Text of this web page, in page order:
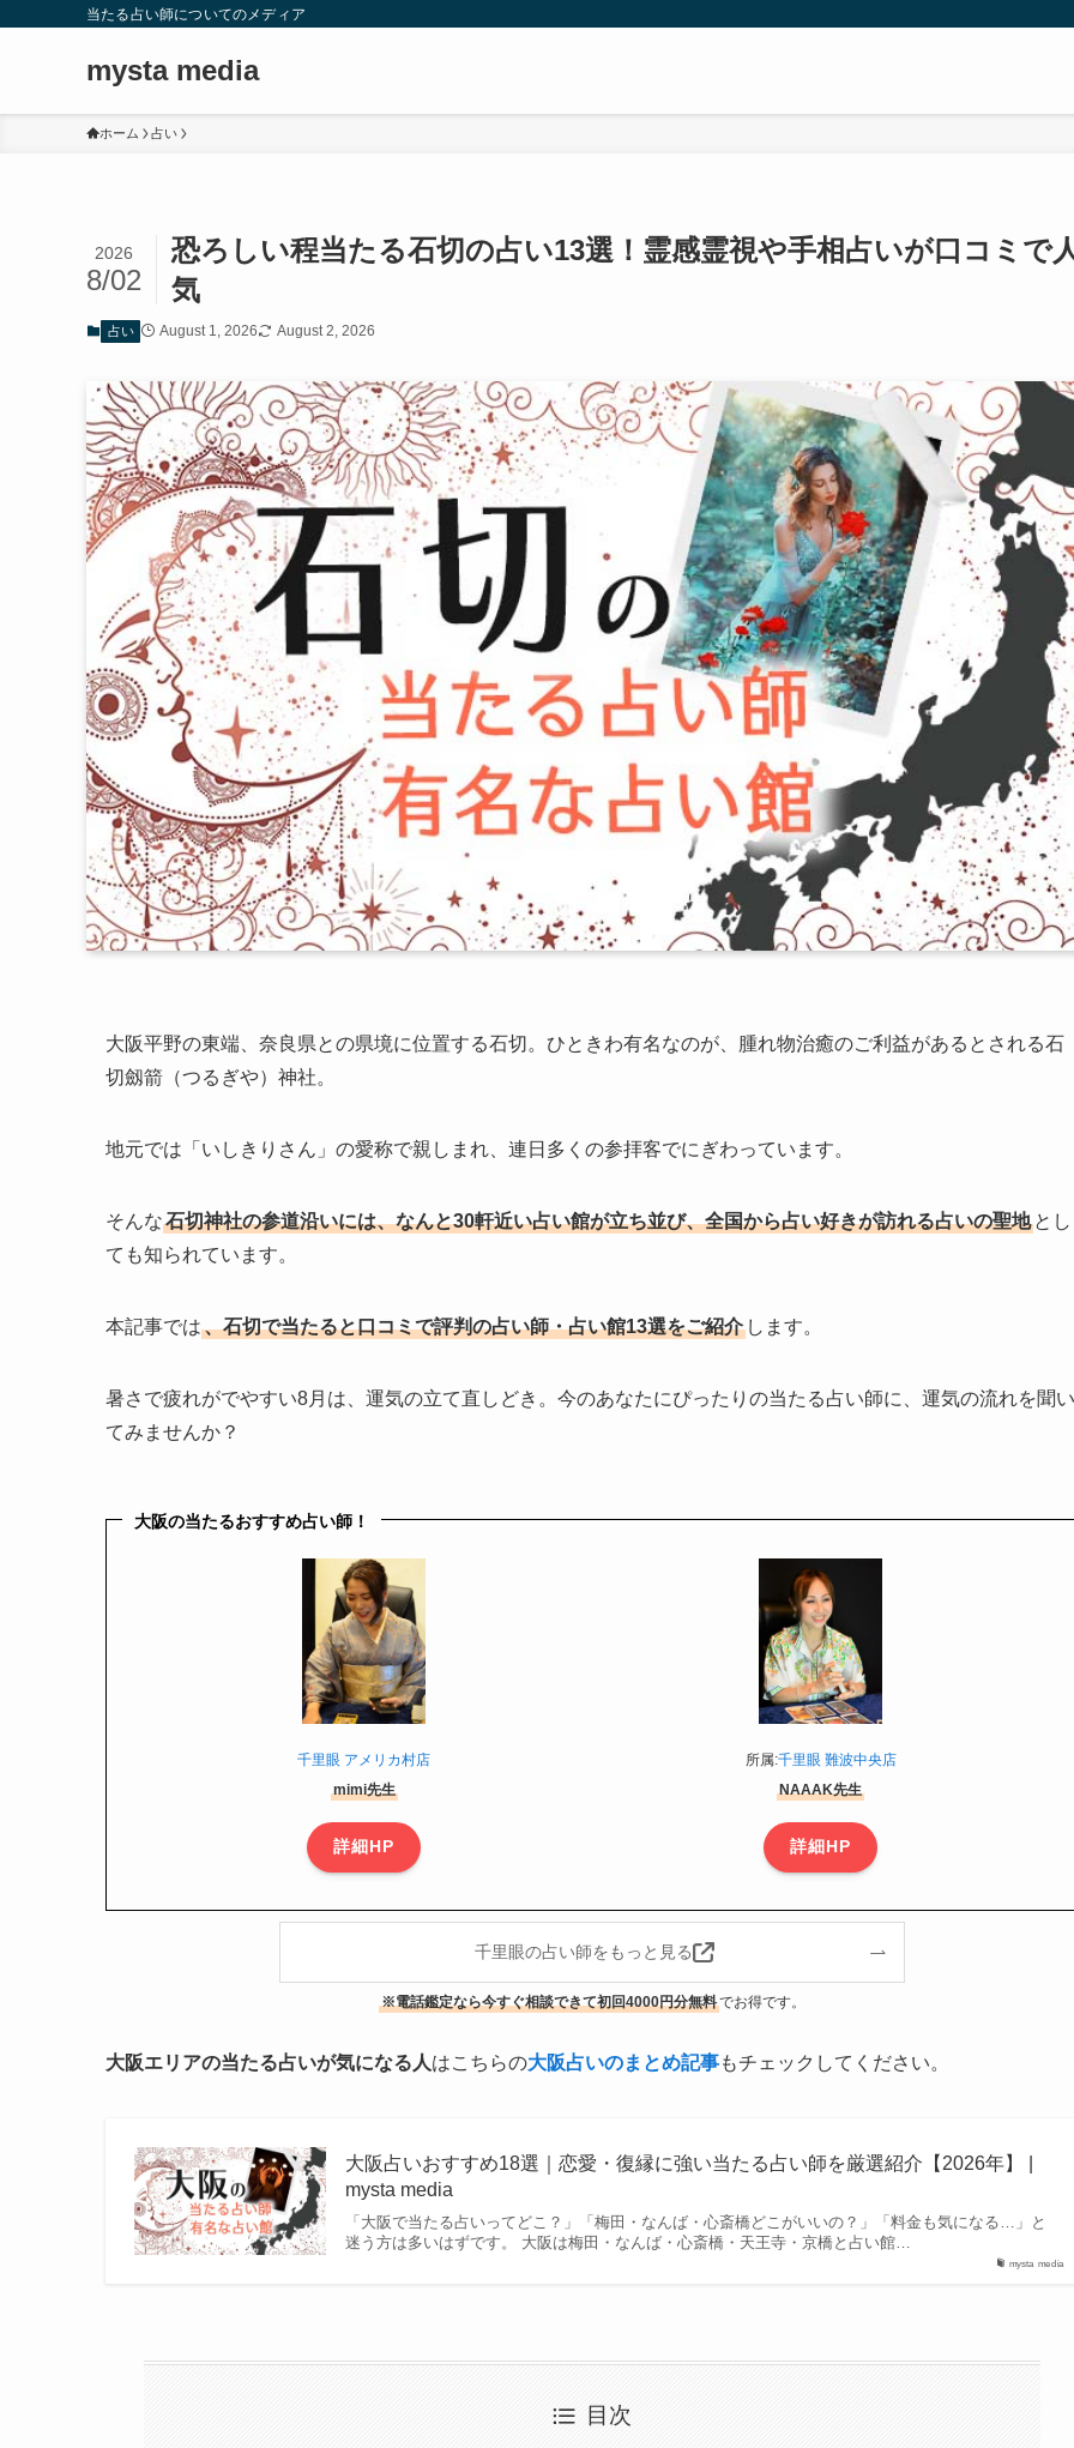
当たる占い師についてのメディア
mysta media
ホーム 占い
恐ろしい程当たる石切の占い13選！霊感霊視や手相占いが口コミで
気
2026
8/02
占い August 1, 2026 August 2, 2026
大阪平野の東端、奈良県との県境に位置する石切。ひときわ有名なのが、腫れ物治癒のご利益があるとされる石
切劔箭（つるぎや）神社。
地元では「いしきりさん」の愛称で親しまれ、連日多くの参拝客でにぎわっています。
そんな石切神社の参道沿いには、なんと30軒近い占い館が立ち並び、全国から占い好きが訪れる占いの聖地 とし
ても知られています。
本記事では、石切で当たると口コミで評判の占い師・占い館13選をご紹介 します。
暑さで疲れがでやすい8月は、運気の立て直しどき。今のあなたにぴったりの当たる占い師に、運気の流れを聞い
てみませんか？
大阪の当たるおすすめ占い師！
千里眼 アメリカ村店
mimi先生
詳細HP
所属:千里眼 難波中央店
NAAAK先生
詳細HP
千里眼の占い師をもっと見る
※電話鑑定なら今すぐ相談できて初回4000円分無料でお得です。
大阪エリアの当たる占いが気になる人はこちらの大阪占いのまとめ記事もチェックしてください。
mysta media
大阪占いおすすめ18選｜恋愛・復縁に強い当たる占い師を厳選紹介【2026年】 |
mysta media
「大阪で当たる占いってどこ？」「梅田・なんば・心斎橋どこがいいの？」「料金も気になる…」と
迷う方は多いはずです。 大阪は梅田・なんば・心斎橋・天王寺・京橋と占い館…
目次